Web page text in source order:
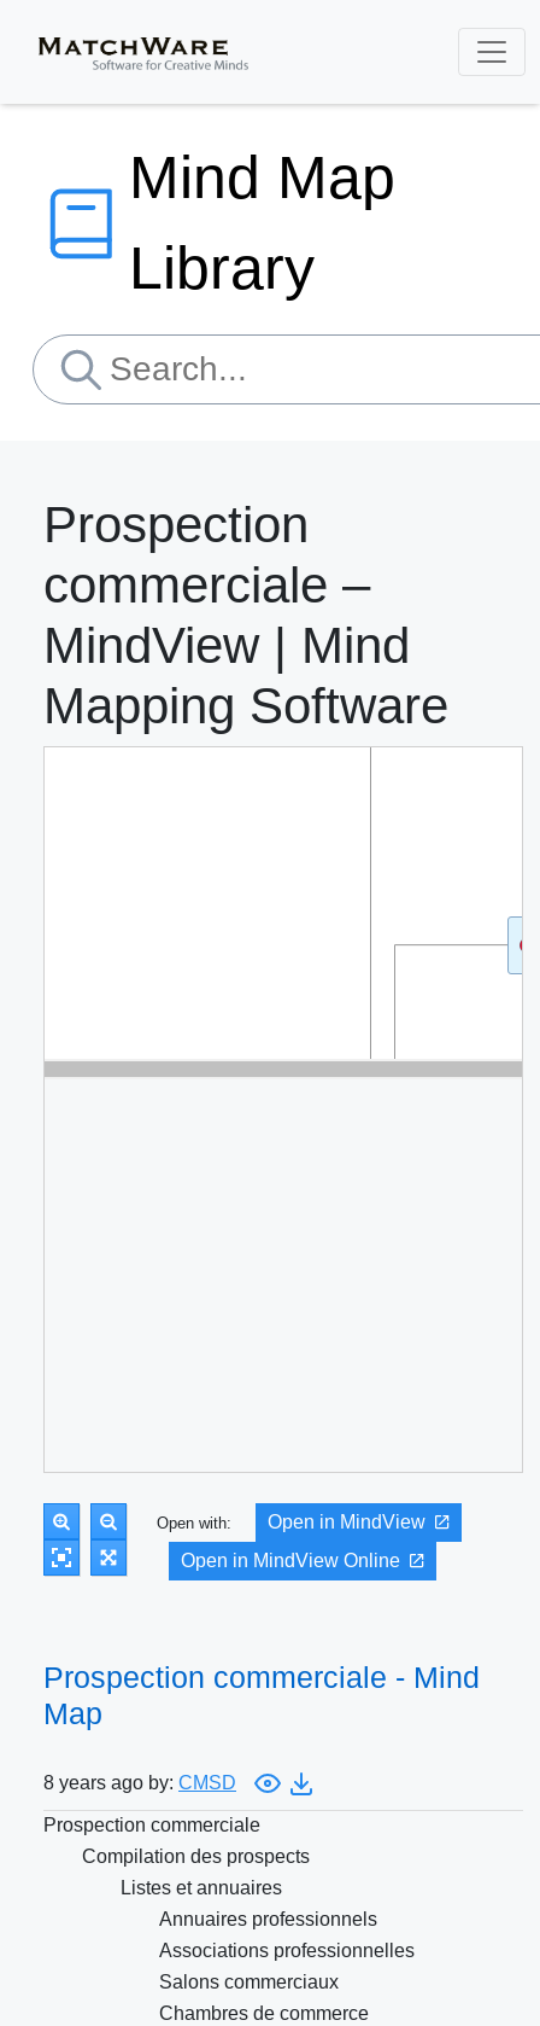
Mind Map
Library
Prospection
commerciale –
MindView | Mind
Mapping Software
Open with:
Open in MindView
Open in MindView Online
Prospection commerciale - Mind
Map
8 years ago by: CMSD
Prospection commerciale
Compilation des prospects
Listes et annuaires
Annuaires professionnels
Associations professionnelles
Salons commerciaux
Chambres de commerce